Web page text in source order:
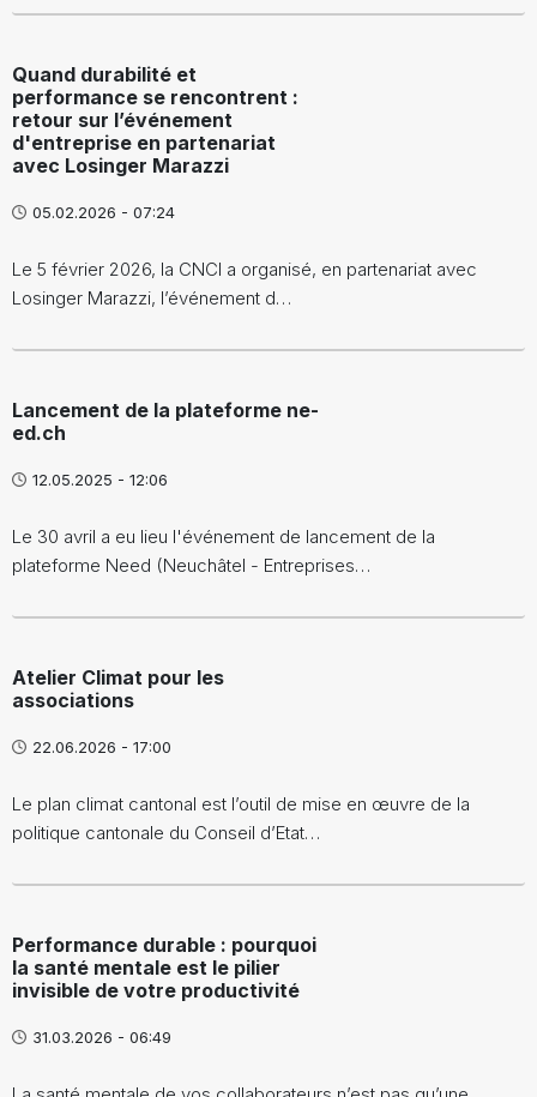
Quand durabilité et
performance se rencontrent :
retour sur l’événement
d'entreprise en partenariat
avec Losinger Marazzi
05.02.2026 - 07:24
Le 5 février 2026, la CNCI a organisé, en partenariat avec
Losinger Marazzi, l’événement d…
Lancement de la plateforme ne-
ed.ch
12.05.2025 - 12:06
Le 30 avril a eu lieu l'événement de lancement de la
plateforme Need (Neuchâtel - Entreprises…
Atelier Climat pour les
associations
22.06.2026 - 17:00
Le plan climat cantonal est l’outil de mise en œuvre de la
politique cantonale du Conseil d’Etat…
Performance durable : pourquoi
la santé mentale est le pilier
invisible de votre productivité
31.03.2026 - 06:49